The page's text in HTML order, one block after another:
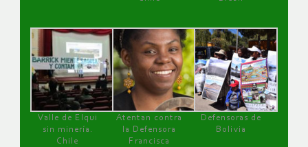
Valle de Elqui
sin minería.
Chile
Atentan contra
la Defensora
Francisca
Defensoras de
Bolivia